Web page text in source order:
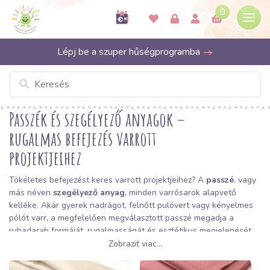
0
Lépj be a szuper hűségprogramba
Passzék és szegélyező anyagok –
rugalmas befejezés varrott
projektjeihez
Tökéletes befejezést keres varrott projektjeihez? A passzé, vagy
más néven szegélyező anyag, minden varrósarok alapvető
kelléke. Akár gyerek nadrágot, felnőtt pulóvert vagy kényelmes
pólót varr, a megfelelően megválasztott passzé megadja a
ruhadarab formáját, rugalmasságát és esztétikus megjelenését.
A Bubulakovónál tudjuk, hogy a részletekben rejlik a minőség,
Zobraziť viac...